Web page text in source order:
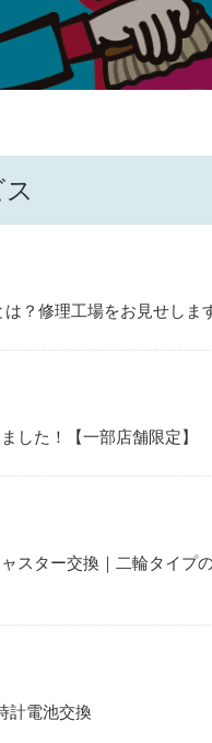
？修理工場をお見せしま
した！【一部店舗限定】
スター交換｜二輪タイプ
計電池交換